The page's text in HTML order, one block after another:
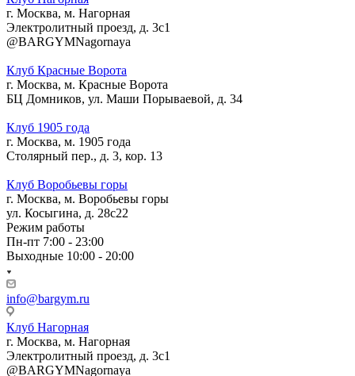
г. Москва, м. Нагорная
Электролитный проезд, д. 3с1
@BARGYMNagornaya
Клуб Красные Ворота
г. Москва, м. Красные Ворота
БЦ Домников, ул. Маши Порываевой, д. 34
Клуб 1905 года
г. Москва, м. 1905 года
Столярный пер., д. 3, кор. 13
Клуб Воробьевы горы
г. Москва, м. Воробьевы горы
ул. Косыгина, д. 28с22
Режим работы
Пн-пт 7:00 - 23:00
Выходные 10:00 - 20:00
info@bargym.ru
Клуб Нагорная
г. Москва, м. Нагорная
Электролитный проезд, д. 3с1
@BARGYMNagornaya